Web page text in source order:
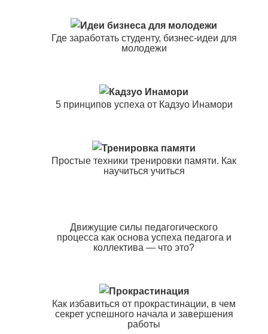
Где заработать студенту, бизнес-идеи для
молодежи
5 принципов успеха от Кадзуо Инамори
Простые техники тренировки памяти. Как
научиться учиться
Движущие силы педагогического
процесса как основа успеха педагога и
коллектива — что это?
Как избавиться от прокрастинации, в чем
секрет успешного начала и завершения
работы